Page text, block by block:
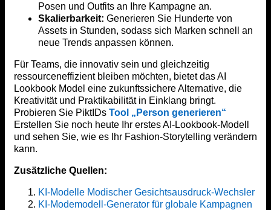
Posen und Outfits an Ihre Kampagne an.
Skalierbarkeit: Generieren Sie Hunderte von
Assets in Stunden, sodass sich Marken schnell an
neue Trends anpassen können.
Für Teams, die innovativ sein und gleichzeitig
ressourceneffizient bleiben möchten, bietet das AI
Lookbook Model eine zukunftssichere Alternative, die
Kreativität und Praktikabilität in Einklang bringt.
Probieren Sie PiktIDs Tool „Person generieren“
Erstellen Sie noch heute Ihr erstes AI-Lookbook-Modell
und sehen Sie, wie es Ihr Fashion-Storytelling verändern
kann.
Zusätzliche Quellen:
KI-Modelle Modischer Gesichtsausdruck-Wechsler
KI-Modemodell-Generator für globale Kampagnen